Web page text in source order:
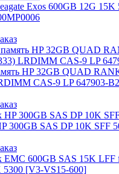
Exos 600GB 12G 15K
HP 32GB QUAD
CAS-9 LP 647903-
300GB SAS DP 10K SFF